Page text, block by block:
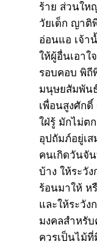
ร้าย ส่วนให
วัยเด็ก ญาติ
อ่อนแอ เจ้า
ให้ผู้อื่นเอาใ
รอบคอบ พิถี
มนุษยสัมพัน
เพื่อนสูงศัก
ใฝ่รู้ มักไม่ต
อุปถัมภ์อยู่เส
คนเกิดวันจั
บ้าง ให้ระวั
ร้อนมาให้ ห
และให้ระวัง
มงคลสำหรั
ควรเป็นไม้ที่